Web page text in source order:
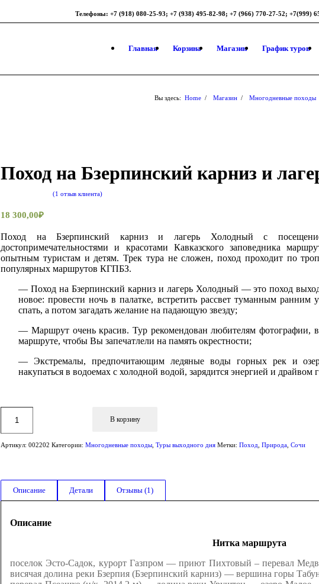
Телефоны: +7 (918) 080-25-93; +7 (938) 495-82-98; +7 (966) 770-27-52; +7(999)
Главная Корзина Магазин График туров
Вы здесь: Home / Магазин / Многодневные походы
Поход на Бзерпинский карниз и
5.00из 5 на
опроса
1
пользователя
(1 отзыв клиента)
18 300,00₽
Поход на Бзерпинский карниз и лагерь Холодный с
достопримечательностями и красотами Кавказского заповедника
опытным туристам и детям. Трек тура не сложен, поход проходит по
популярных маршрутов КГПБЗ.
— Поход на Бзерпинский карниз и лагерь Холодный — это поход
новое: провести ночь в палатке, встретить рассвет туманным
спать, а потом загадать желание на падающую звезду;
— Маршрут очень красив. Тур рекомендован любителям фотографии,
маршруте, чтобы Вы запечатлели на память окрестности;
— Экстремалы, предпочитающим ледяные воды горных рек и
накупаться в водоемах с холодной водой, зарядится энергией и драйвом
В корзину
Артикул:002202 Категории:Многодневные походы ,Туры выходного дня Метки:Поход ,Природа ,Сочи
Описание Детали Отзывы (1)
Описание
Нитка маршрута
поселок Эсто-Садок, курорт Газпром — приют Пихтовый – перевал
висячая долина реки Бзерпия (Бзерпинский карниз) — вершина горы